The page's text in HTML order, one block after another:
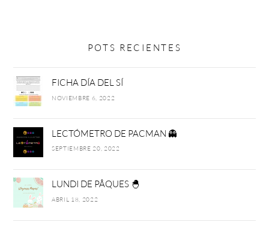
POTS RECIENTES
FICHA DÍA DEL SÍ
NOVIEMBRE 6, 2022
LECTÓMETRO DE PACMAN 👻
SEPTIEMBRE 20, 2022
LUNDI DE PÂQUES 🐣
ABRIL 18, 2022